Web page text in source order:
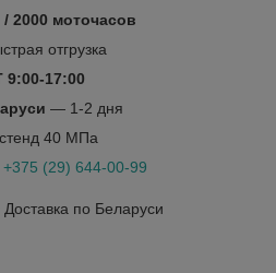
2000 моточасов
отгрузка
17:00
— 1-2 дня
40 МПа
(29) 644-00-99
по Беларуси